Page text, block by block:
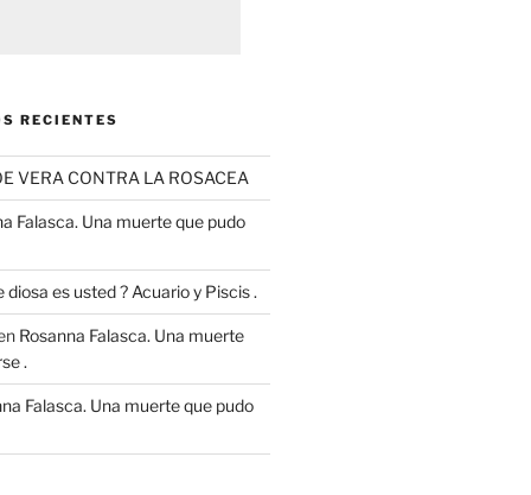
RECIENTES
VERA CONTRA LA ROSACEA
Falasca. Una muerte que pudo
diosa es usted ? Acuario y Piscis .
Rosanna Falasca. Una muerte
.
Falasca. Una muerte que pudo